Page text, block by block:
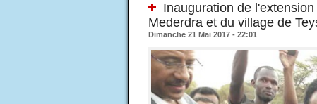
Inauguration de
Mederdra et du village de
Dimanche 21 Mai 2017 - 22:01